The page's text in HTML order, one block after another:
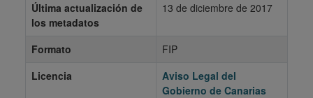
Última actualización de
los metadatos
13 de diciembre de 2017
Formato
FIP
Licencia
Aviso Legal del
Gobierno de Canarias